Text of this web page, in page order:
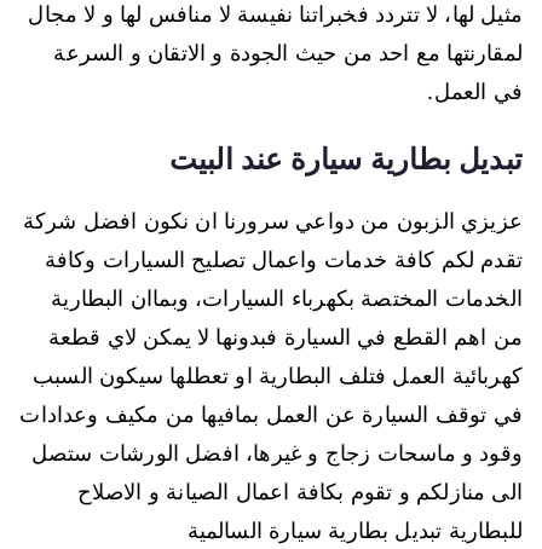
مثيل لها، لا تتردد فخبراتنا نفيسة لا منافس لها و لا مجال
لمقارنتها مع احد من حيث الجودة و الاتقان و السرعة
في العمل.
تبديل بطارية سيارة عند البيت
عزيزي الزبون من دواعي سرورنا ان نكون افضل شركة
تقدم لكم كافة خدمات واعمال تصليح السيارات وكافة
الخدمات المختصة بكهرباء السيارات، وبماان البطارية
من اهم القطع في السيارة فبدونها لا يمكن لاي قطعة
كهربائية العمل فتلف البطارية او تعطلها سيكون السبب
في توقف السيارة عن العمل بمافيها من مكيف وعدادات
وقود و ماسحات زجاج و غيرها، افضل الورشات ستصل
الى منازلكم و تقوم بكافة اعمال الصيانة و الاصلاح
للبطارية تبديل بطارية سيارة السالمية